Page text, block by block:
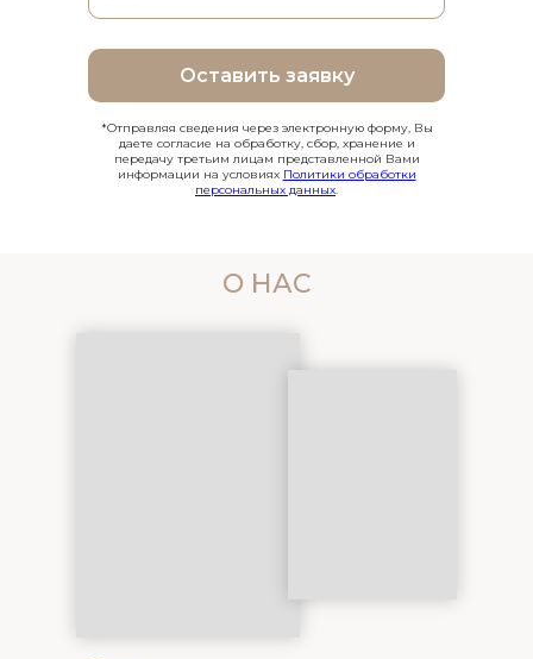
Оставить заявку
*Отправляя сведения через электронную форму, Вы
даете согласие на обработку, сбор, хранение и
передачу третьим лицам представленной Вами
информации на условиях Политики обработки
персональных данных.
О НАС